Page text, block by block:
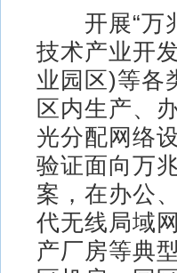
开展“万兆
技术产业开
业园区)等各
区内生产、
光分配网络
验证面向万
案，在办公
代无线局域
产厂房等典